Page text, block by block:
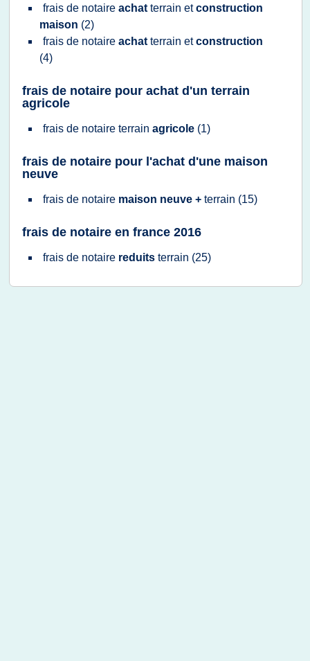
frais de notaire achat terrain etconstruction
maison (2)
frais de notaire achat terrain etconstruction
(4)
frais de notaire pour achat d'un terrain
agricole
frais de notaire terrain agricole (1)
frais de notaire pour l'achat d'une maison
neuve
frais de notaire maison neuve + terrain (15)
frais de notaire en france 2016
frais de notaire reduits terrain (25)